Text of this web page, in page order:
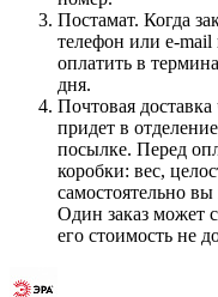
Постамат. Когда
телефон или e-
оплатить в
дня.
Почтовая доставка
придет в
посылке. Перед
коробки: вес,
самостоятельно
Один заказ может
его стоимость не